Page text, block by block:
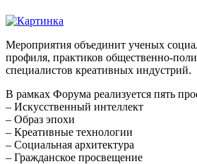
Мероприятия объединит ученых
профиля, практиков общественно-
специалистов креативных индустрий.
В рамках Форума реализуется пять
– Искусственный интеллект
– Образ эпохи
– Креативные технологии
– Социальная архитектура
– Гражданское просвещение